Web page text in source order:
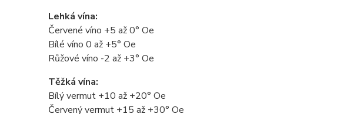
Lehká vína:
Červené víno +5 až 0° Oe
Bílé víno 0 až +5° Oe
Růžové víno -2 až +3° Oe
Těžká vína:
Bílý vermut +10 až +20° Oe
Červený vermut +15 až +30° Oe